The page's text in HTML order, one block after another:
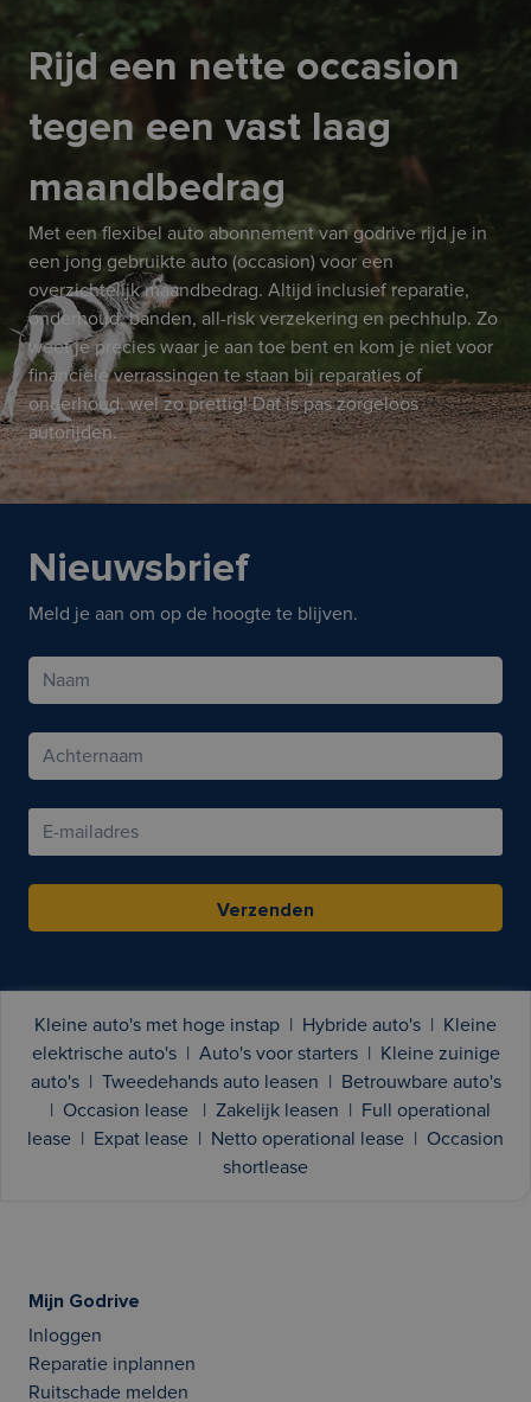
Rijd een nette occasion
tegen een vast laag
maandbedrag
Met een flexibel auto abonnement van godrive rijd je in
een jong gebruikte auto (occasion) voor een
overzichtelijk maandbedrag. Altijd inclusief reparatie,
onderhoud, banden, all-risk verzekering en pechhulp. Zo
weet je precies waar je aan toe bent en kom je niet voor
financiële verrassingen te staan bij reparaties of
onderhoud, wel zo prettig! Dat is pas zorgeloos
autorijden.
Nieuwsbrief
Meld je aan om op de hoogte te blijven.
Verzenden
Kleine auto's met hoge instap Hybride auto's
Kleine
elektrische auto's
Auto's voor starters
Kleine zuinige
auto's
Tweedehands auto leasen
Betrouwbare auto's
Occasion lease Zakelijk leasen
Full operational
lease
Expat lease Netto operational lease
Occasion
shortlease
Mijn Godrive
Inloggen
Reparatie inplannen
Ruitschade melden